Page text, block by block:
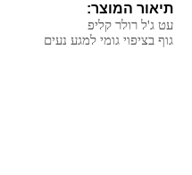
תיאור המוצר:
עט ג'ל רולר קליפ
גוף בציפוי גומי למגע נעים